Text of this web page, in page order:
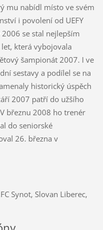
mu nabídl místo ve svém
i povolení od UEFY
se stal nejlepším
která vybojovala
šampionát 2007. I ve
sestavy a podílel se na
historický úspěch
2007 patří do užšího
březnu 2008 ho trenér
do seniorské
26. března v
Synot, Slovan Liberec,